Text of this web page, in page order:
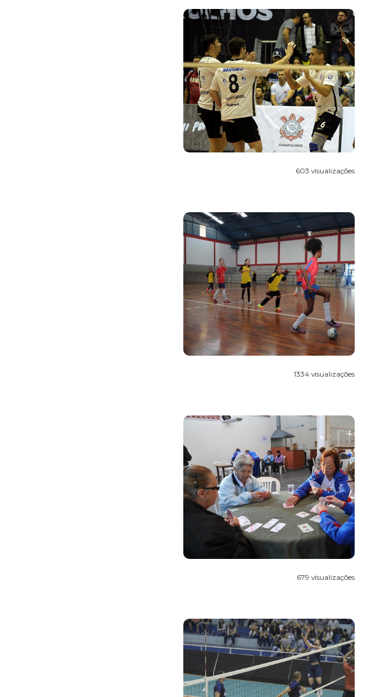
603 visualizações
1334 visualizações
679 visualizações